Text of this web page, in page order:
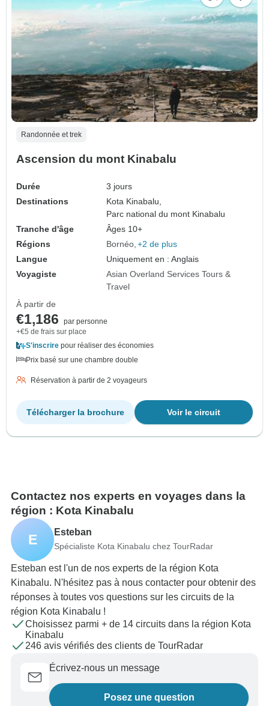
Randonnée et trek
Ascension du mont Kinabalu
Durée
3 jours
Destinations
Kota Kinabalu,
Parc national du mont Kinabalu
Tranche d'âge
Âges 10+
Régions
Bornéo +2 de plus
Langue
Uniquement en : Anglais
Voyagiste
Asian Overland Services Tours &
Travel
À partir de
€1,186
par personne
+€5 de frais sur place
S'inscrire pour réaliser des économies
Prix basé sur une chambre double
Réservation à partir de 2 voyageurs
Voir le circuit
Télécharger la brochure
Contactez nos experts en voyages dans la
région : Kota Kinabalu
E Esteban
Spécialiste Kota Kinabalu chez TourRadar
Esteban est l'un de nos experts de la région Kota
Kinabalu. N'hésitez pas à nous contacter pour obtenir des
réponses à toutes vos questions sur les circuits de la
région Kota Kinabalu !
Choisissez parmi + de 14 circuits dans la région Kota
Kinabalu
246 avis vérifiés des clients de TourRadar
Écrivez-nous un message
Posez une question